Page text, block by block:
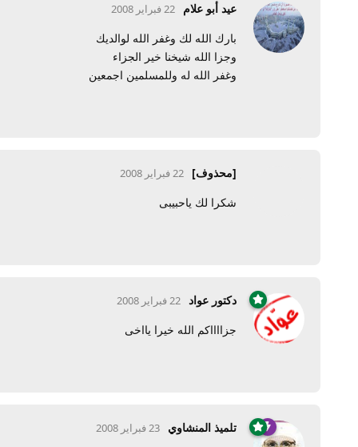
عيد أبو علام 22 فبراير 2008
بارك الله لك وغفر الله لوالديك
وجزا الله شيخنا خير الجزاء
وغفر الله له وللمسلمين اجمعين
[محذوف] 22 فبراير 2008
شكرا لك ياحبيبى
دكتور عواد 22 فبراير 2008
جزااااكم الله خيرا يااخى
تلميذ المنشاوي 23 فبراير 2008